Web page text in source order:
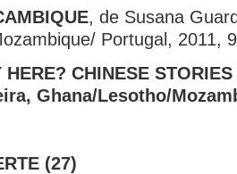
, de Susana
Portugal, 2011,
HERE? CHINESE
Ghana/Lesotho/
(27)